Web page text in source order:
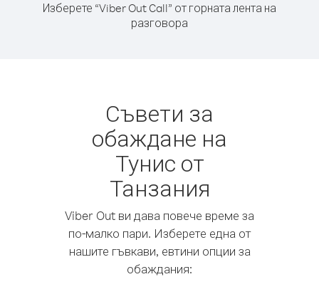
Изберете “Viber Out Call” от горната лента на
разговора
Съвети за
обаждане на
Тунис от
Танзания
Viber Out ви дава повече време за
по-малко пари. Изберете една от
нашите гъвкави, евтини опции за
обаждания: